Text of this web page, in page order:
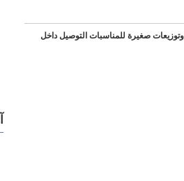
مختلفة وتوزيعات صغيرة للمناسبات التوصيل داخل